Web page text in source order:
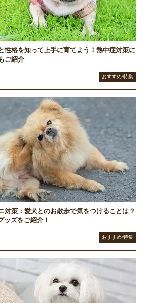
性格を知って上手に育てよう！熱中症対策に
ご紹介
おすすめ/特集
対策：愛犬とのお散歩で気をつけることは？
ッズをご紹介！
おすすめ/特集